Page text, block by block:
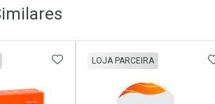
ADICIONAR AOS
LOJA PARCEIRA